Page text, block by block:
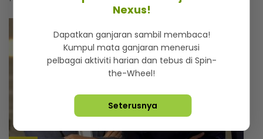
Nexus!
Dapatkan ganjaran sambil membaca!
Kumpul mata ganjaran menerusi
pelbagai aktiviti harian dan tebus di Spin-
the-Wheel!
Seterusnya